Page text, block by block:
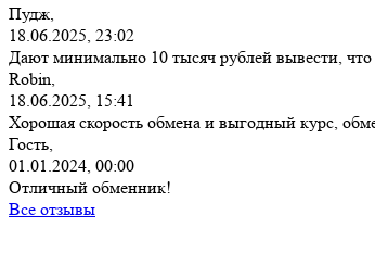
Пудж,
18.06.2025, 23:02
Дают минимально 10 тысяч рублей вывести,
Robin,
18.06.2025, 15:41
Хорошая скорость обмена и выгодный курс,
Гость,
01.01.2024, 00:00
Отличный обменник!
Все отзывы